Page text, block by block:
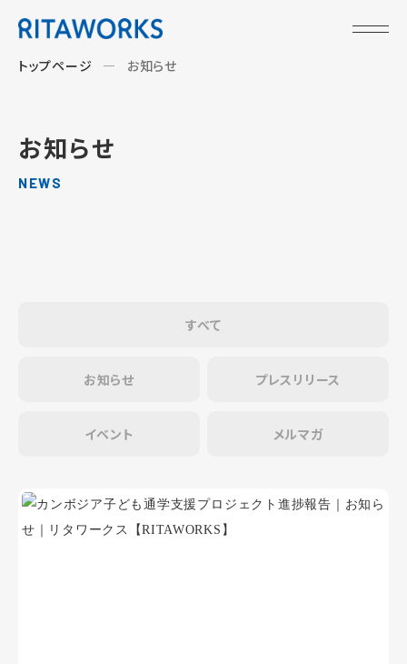
トップページ お知らせ
お知らせ
NEWS
すべて
お知らせ プレスリリース
イベント メルマガ